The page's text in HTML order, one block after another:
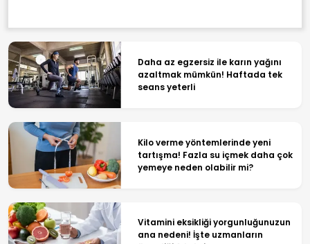
Daha az egzersiz ile karın yağını
azaltmak mümkün! Haftada tek
seans yeterli
Kilo verme yöntemlerinde yeni
tartışma! Fazla su içmek daha çok
yemeye neden olabilir mi?
Vitamini eksikliği yorgunluğunuzun
ana nedeni! İşte uzmanların